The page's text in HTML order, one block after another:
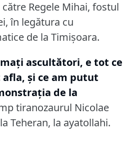
Regele Mihai, fostul
în legătura cu
de la Timişoara.
ascultători, e tot ce
şi ce am putut
de la
tiranozaurul Nicolae
Teheran, la ayatollahi.